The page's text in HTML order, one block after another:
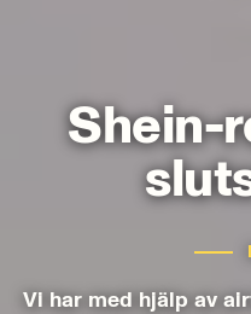
Shein-
Vi har med hjälp av